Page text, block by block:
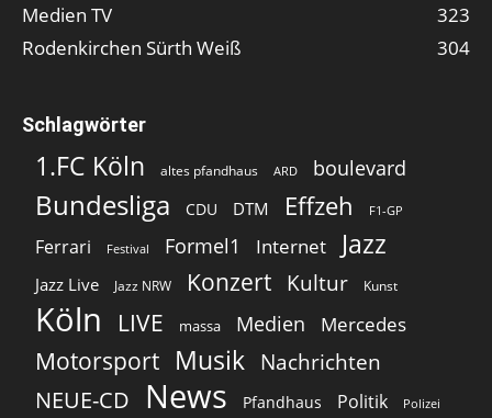
Medien TV
323
Rodenkirchen Sürth Weiß
304
Schlagwörter
1.FC Köln altes pfandhaus ARD boulevard
Bundesliga CDU DTM Effzeh F1-GP
Ferrari Festival Formel1 Internet Jazz
Jazz Live Jazz NRW Konzert Kultur Kunst
Köln LIVE massa Medien Mercedes
Motorsport Musik Nachrichten
NEUE-CD
News Pfandhaus Politik Polizei